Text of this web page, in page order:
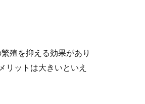
殖を抑える効果があり
リットは大きいといえ